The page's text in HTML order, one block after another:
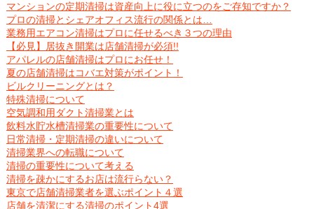
マンションの定期清掃は資産向上に役に立つのをご存知ですか？
プロの清掃とシェアオフィス流行の関係とは…
業務用エアコン清掃はプロに任せるべき３つの理由
【必見】居抜き開業は店舗清掃が必須!!
アパレルの店舗清掃はプロにお任せ！
夏の店舗清掃はコバエ対策がポイント！
ビルクリーニングとは？
特殊清掃について
空気調和用ダクト清掃業とは
飲料水貯水槽清掃業の重要性について
日常清掃・定期清掃の違いについて
清掃業界への転職について
清掃の重要性について考える
清掃を疎かにするお店は流行らない？
東京で店舗清掃業者を選ぶポイント４選
店舗を清潔にする清掃のポイント4選